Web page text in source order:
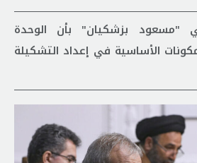
"مسعود بزشكيان" بأن الوحدة
الأساسية في إعداد التشكيلة